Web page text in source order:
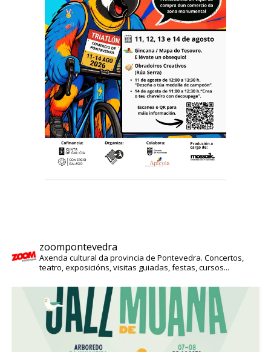
zoompontevedra
Axenda cultural da provincia de Pontevedra. Concertos,
teatro, exposicións, visitas guiadas, festas, cursos...